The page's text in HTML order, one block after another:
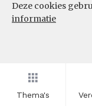
Thema's
Deze cookies
informatie